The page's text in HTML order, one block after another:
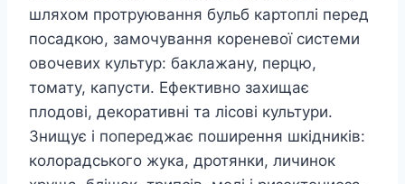
шляхом протруювання бульб картоплі перед
посадкою, замочування кореневої системи
овочевих культур: баклажану, перцю,
томату, капусти. Ефективно захищає
плодові, декоративні та лісові культури.
Знищує і попереджає поширення шкідників:
колорадського жука, дротянки, личинок